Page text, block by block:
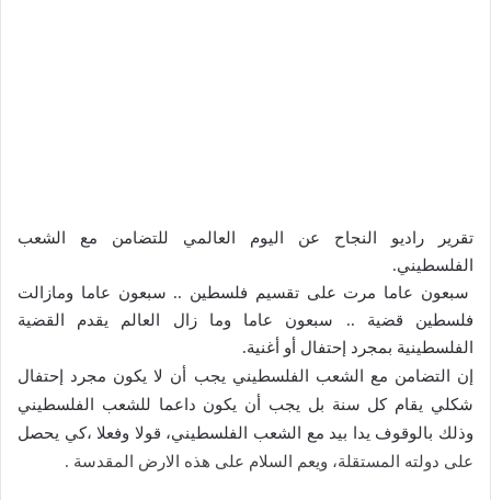
تقرير راديو النجاح عن اليوم العالمي للتضامن مع الشعب
الفلسطيني.
سبعون عاما مرت على تقسيم فلسطين .. سبعون عاما ومازالت
فلسطين قضية .. سبعون عاما وما زال العالم يقدم القضية
الفلسطينية بمجرد إحتفال أو أغنية.
إن التضامن مع الشعب الفلسطيني يجب أن لا يكون مجرد إحتفال
شكلي يقام كل سنة بل يجب أن يكون داعما للشعب الفلسطيني
وذلك بالوقوف يدا بيد مع الشعب الفلسطيني، قولا وفعلا ،كي يحصل
على دولته المستقلة، ويعم السلام على هذه الارض المقدسة .